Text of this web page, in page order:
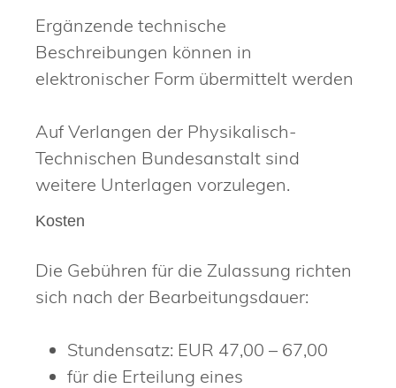
Ergänzende technische
Beschreibungen können in
elektronischer Form übermittelt werden
Auf Verlangen der Physikalisch-
Technischen Bundesanstalt sind
weitere Unterlagen vorzulegen.
Kosten
Die Gebühren für die Zulassung richten
sich nach der Bearbeitungsdauer:
Stundensatz: EUR 47,00 – 67,00
für die Erteilung eines